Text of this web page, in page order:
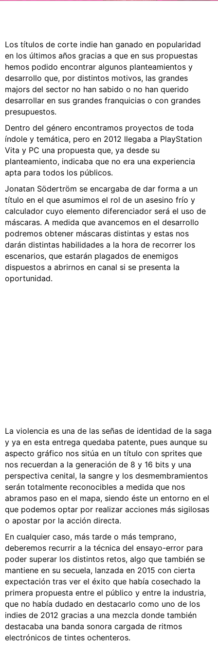
Los títulos de corte indie han ganado en popularidad
en los últimos años gracias a que en sus propuestas
hemos podido encontrar algunos planteamientos y
desarrollo que, por distintos motivos, las grandes
majors del sector no han sabido o no han querido
desarrollar en sus grandes franquicias o con grandes
presupuestos.
Dentro del género encontramos proyectos de toda
índole y temática, pero en 2012 llegaba a PlayStation
Vita y PC una propuesta que, ya desde su
planteamiento, indicaba que no era una experiencia
apta para todos los públicos.
Jonatan Södertröm se encargaba de dar forma a un
título en el que asumimos el rol de un asesino frío y
calculador cuyo elemento diferenciador será el uso de
máscaras. A medida que avancemos en el desarrollo
podremos obtener máscaras distintas y estas nos
darán distintas habilidades a la hora de recorrer los
escenarios, que estarán plagados de enemigos
dispuestos a abrirnos en canal si se presenta la
oportunidad.
La violencia es una de las señas de identidad de la saga
y ya en esta entrega quedaba patente, pues aunque su
aspecto gráfico nos sitúa en un título con sprites que
nos recuerdan a la generación de 8 y 16 bits y una
perspectiva cenital, la sangre y los desmembramientos
serán totalmente reconocibles a medida que nos
abramos paso en el mapa, siendo éste un entorno en el
que podemos optar por realizar acciones más sigilosas
o apostar por la acción directa.
En cualquier caso, más tarde o más temprano,
deberemos recurrir a la técnica del ensayo-error para
poder superar los distintos retos, algo que también se
mantiene en su secuela, lanzada en 2015 con cierta
expectación tras ver el éxito que había cosechado la
primera propuesta entre el público y entre la industria,
que no había dudado en destacarlo como uno de los
indies de 2012 gracias a una mezcla donde también
destacaba una banda sonora cargada de ritmos
electrónicos de tintes ochenteros.